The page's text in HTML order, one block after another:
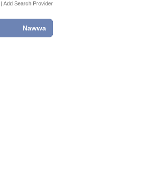
| Add Search Provider
Nawwa